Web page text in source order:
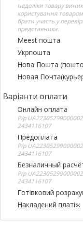
недоліки товару
користування
брати участь у
представника.
Meest пошта
Укрпошта
Нова Пошта
Новая
Варіанти оплати
Онлайн оплата
Р/р
2434116107
Предоплата
Р/р
2434116107
Безналичный
Р/р
2434116107
Готівковий
Накладений платіж